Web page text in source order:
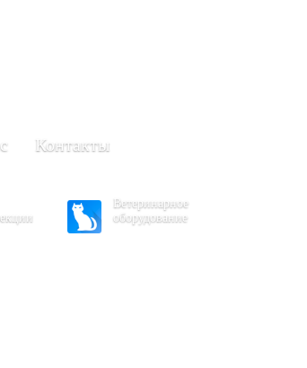
Контакты
Ветеринарное
оборудование